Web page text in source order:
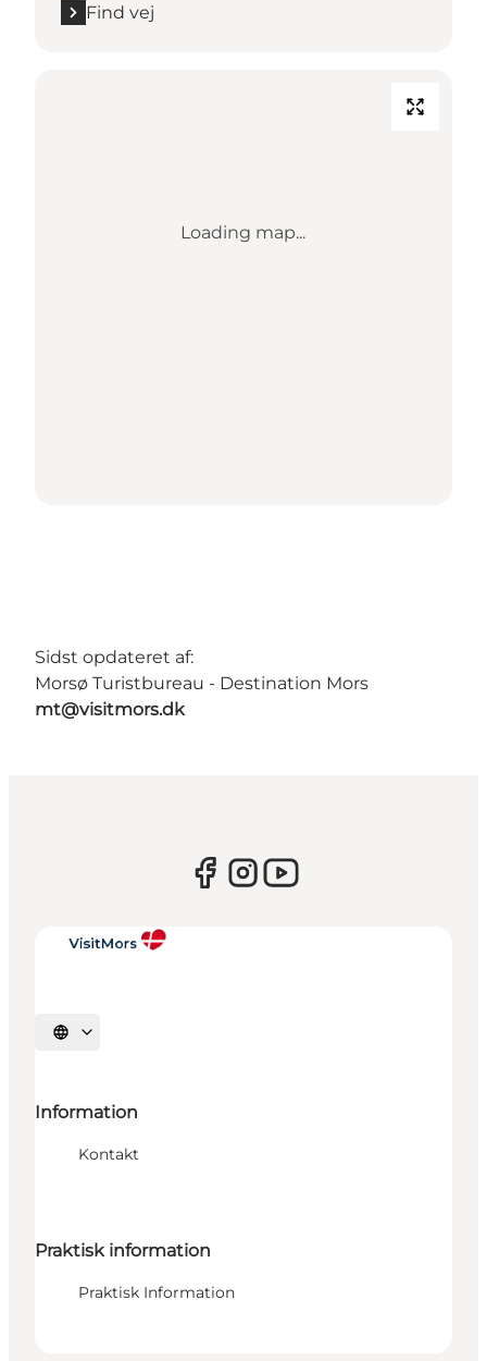
Find vej
Loading map...
Sidst opdateret af:
Morsø Turistbureau - Destination Mors
mt@visitmors.dk
Vælg sprog
Information
Kontakt
Praktisk information
Praktisk Information